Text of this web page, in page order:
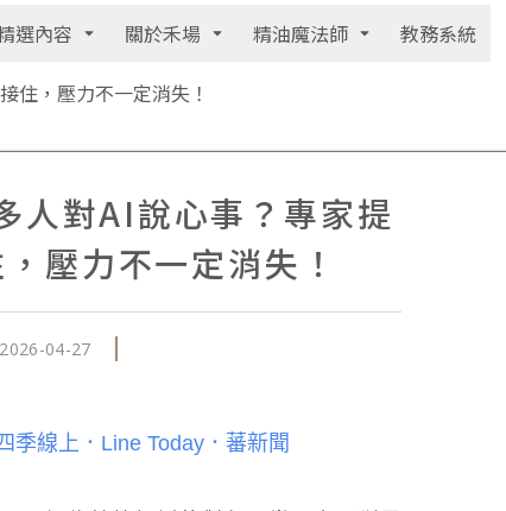
選內容 關於禾場 精油魔法師 教務系統
住，壓力不一定消失！
人對AI說心事？專家提
壓力不一定消失！
2026-04-27
季線上 ． Line Today ． 蕃新聞